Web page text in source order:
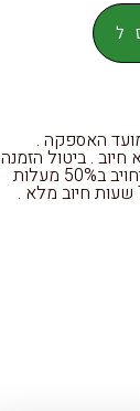
לפני מועד האספקה .
ללא חיוב . ביטול הזמנה
עד 72 שעות לפני מועד ההזמנה יחויב ב50% מעלות